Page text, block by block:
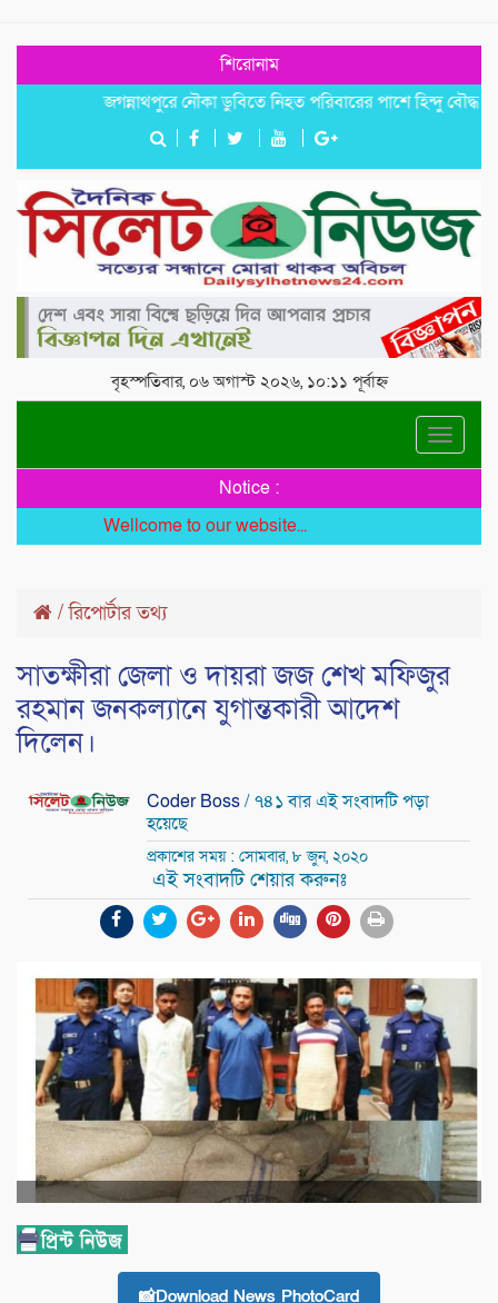
শিরোনাম
জগন্নাথপুরে নৌকা ডুবিতে নিহত পরিবারের পাশে হিন্দু বৌদ্ধ
বৃহস্পতিবার, ০৬ অগাস্ট ২০২৬, ১০:১১ পূর্বাহ্ন
Toggle
Notice :
Wellcome to our website...
/রিপোর্টার তথ্য
সাতক্ষীরা জেলা ও দায়রা জজ শেখ মফিজুর
রহমান জনকল্যানে যুগান্তকারী আদেশ
দিলেন।
Coder Boss/ ৭৪১ বার এই সংবাদটি পড়া
হয়েছে
প্রকাশের সময় : সোমবার, ৮ জুন, ২০২০
এই সংবাদটি শেয়ার করুনঃ
📸Download News PhotoCard